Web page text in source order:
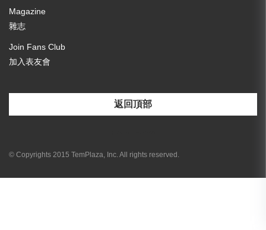
Magazine
雜志
Join Fans Club
加入表友會
返回頂部
© Copyrights 2015 TemPlaza, Inc. All rights reserved.